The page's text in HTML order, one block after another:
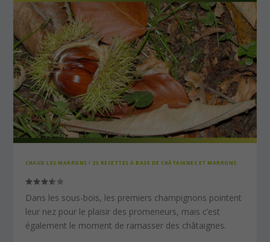
CHAUD LES MARRONS ! 25 RECETTES À BASE DE CHÂTAIGNES ET MARRONS
Dans les sous-bois, les premiers champignons pointent
leur nez pour le plaisir des promeneurs, mais c’est
également le moment de ramasser des châtaignes.